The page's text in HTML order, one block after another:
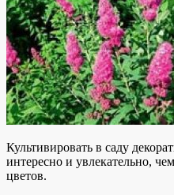
Культивировать в саду
интересно и увлекательно,
цветов.